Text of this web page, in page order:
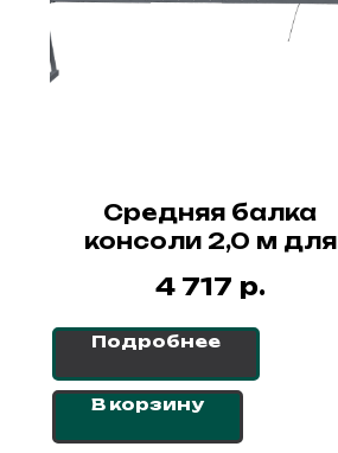
Средняя балка
консоли 2,0 м для
4 717 р.
Подробнее
В корзину